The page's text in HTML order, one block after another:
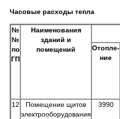
Часовые расходы тепла
№
№
по
ГП
Наименования
зданий и
помещений
Отопле-
ние
12
Помещение щитов
электрооборудования
3990